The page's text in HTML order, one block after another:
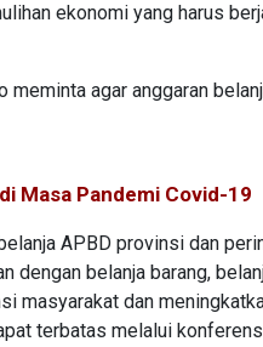
ekonomi yang harus
agar anggaran
Masa Pandemi Covid-19
APBD provinsi dan
dengan belanja barang,
masyarakat dan
terbatas melalui